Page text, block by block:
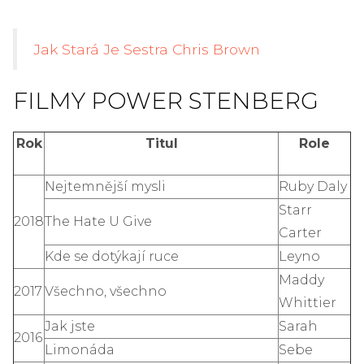
Jak Stará Je Sestra Chris Brown
FILMY POWER STENBERG
Rok Titul Role
2018
Nejtemnější mysli Ruby Daly
The Hate U Give
Starr
Carter
Kde se dotýkají ruce
Leyno
2017 Všechno, všechno
Maddy
Whittier
2016
Jak jste
Sarah
Limonáda
Sebe